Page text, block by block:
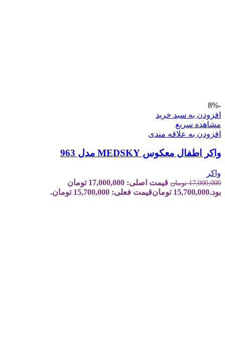
-8%
افزودن به سبد خرید
مشاهده سریع
افزودن به علاقه مندی
واکر اطفال معکوس MEDSKY مدل 963
واکر
17,000,000 تومان
قیمت اصلی: 17,000,000 تومان
بود.15,700,000 تومانقیمت فعلی: 15,700,000 تومان.